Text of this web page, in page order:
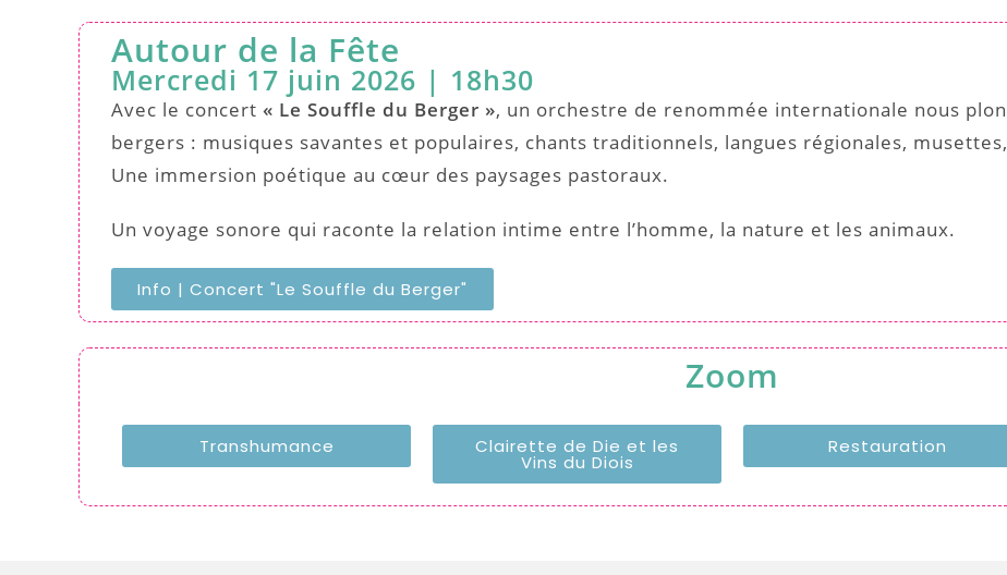
Autour de la Fête
Mercredi 17 juin 2026 | 18h30
Avec le concert « Le Souffle du Berger », un orchestre de renommée internationale nous
bergers : musiques savantes et populaires, chants traditionnels, langues régionales,
Une immersion poétique au cœur des paysages pastoraux.
Un voyage sonore qui raconte la relation intime entre l’homme, la nature et les animaux.
Info | Concert "Le Souffle du Berger"
Zoom
Transhumance Clairette de Die et les
Vins du Diois
Restauration